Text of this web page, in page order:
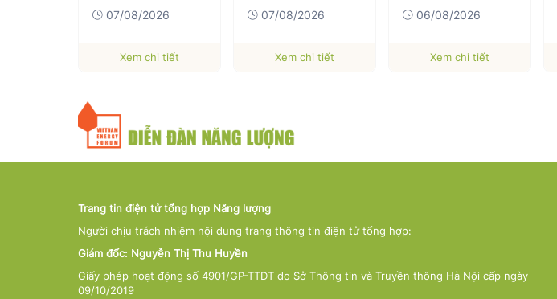
chống “du lịch sinh
07/08/2026
Xem chi tiết
07/08/2026
Xem chi tiết
06/08/2026
Xem chi tiết
Trang tin điện tử tổng hợp Năng lượng
Người chịu trách nhiệm nội dung trang thông tin điện tử tổng hợp:
Giám đốc: Nguyễn Thị Thu Huyền
Giấy phép hoạt động số 4901/GP-TTĐT do Sở Thông tin và Truyền thông Hà Nội cấp ngày
09/10/2019